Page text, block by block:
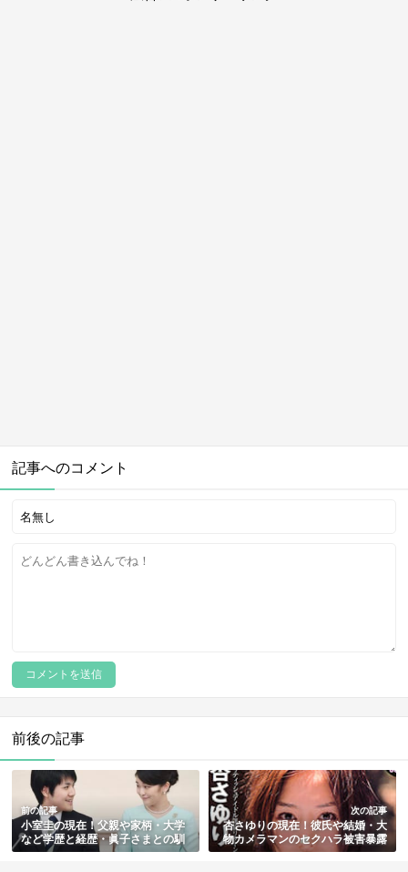
記事へのコメント
前後の記事
前の記事
小室圭の現在！父親や家柄・大学
など学歴と経歴・眞子さまとの馴
れ初めや婚約・結婚まとめ
次の記事
杏さゆりの現在！彼氏や結婚・大
物カメラマンのセクハラ被害暴露
まで総まとめ